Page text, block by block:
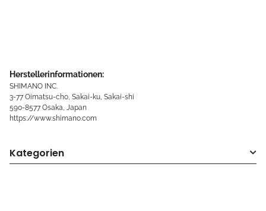
Herstellerinformationen:
SHIMANO INC.
3-77 Oimatsu-cho, Sakai-ku, Sakai-shi
590-8577 Osaka, Japan
https://www.shimano.com
Kategorien